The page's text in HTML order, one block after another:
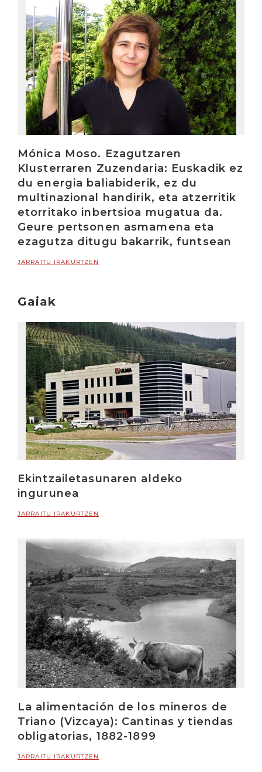
Mónica Moso. Ezagutzaren
Klusterraren Zuzendaria: Euskadik ez
du energia baliabiderik, ez du
multinazional handirik, eta atzerritik
etorritako inbertsioa mugatua da.
Geure pertsonen asmamena eta
ezagutza ditugu bakarrik, funtsean
JARRAITU IRAKURTZEN
Gaiak
Ekintzailetasunaren aldeko
ingurunea
JARRAITU IRAKURTZEN
La alimentación de los mineros de
Triano (Vizcaya): Cantinas y tiendas
obligatorias, 1882-1899
JARRAITU IRAKURTZEN